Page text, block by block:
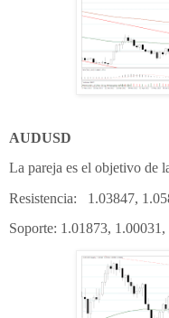
AUDUSD
La pareja es el objetivo de
Resistencia: 1.03847,
Soporte: 1.01873,